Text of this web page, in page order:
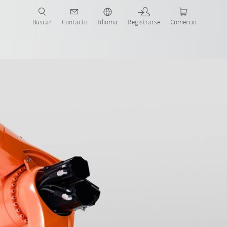
Buscar Contacto Idioma Registrarse Comercio